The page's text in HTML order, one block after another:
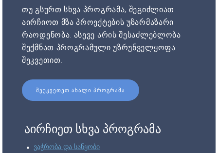
თუ გსურთ სხვა პროგრამა, შეგიძლიათ
აირჩიოთ მზა პროექტების უზარმაზარი
რაოდენობა. ასევე არის შესაძლებლობა
შექმნათ პროგრამული უზრუნველყოფა
შეკვეთით.
ᲨᲔᲣᲙᲕᲔᲗᲔᲗ ᲐᲮᲐᲚᲘ ᲞᲠᲝᲒᲠᲐᲛᲐ
აირჩიეთ სხვა პროგრამა
ვაჭრობა და საწყობი